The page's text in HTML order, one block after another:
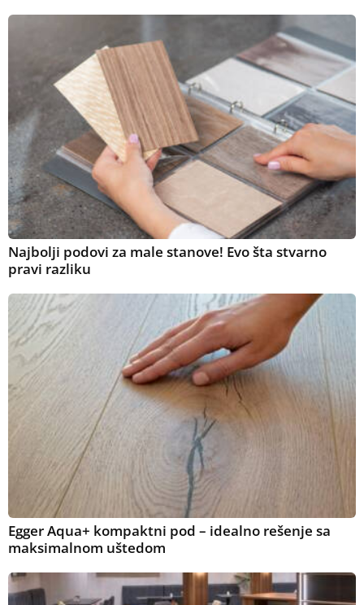
Najbolji podovi za male stanove! Evo šta stvarno
pravi razliku
Egger Aqua+ kompaktni pod – idealno rešenje sa
maksimalnom uštedom